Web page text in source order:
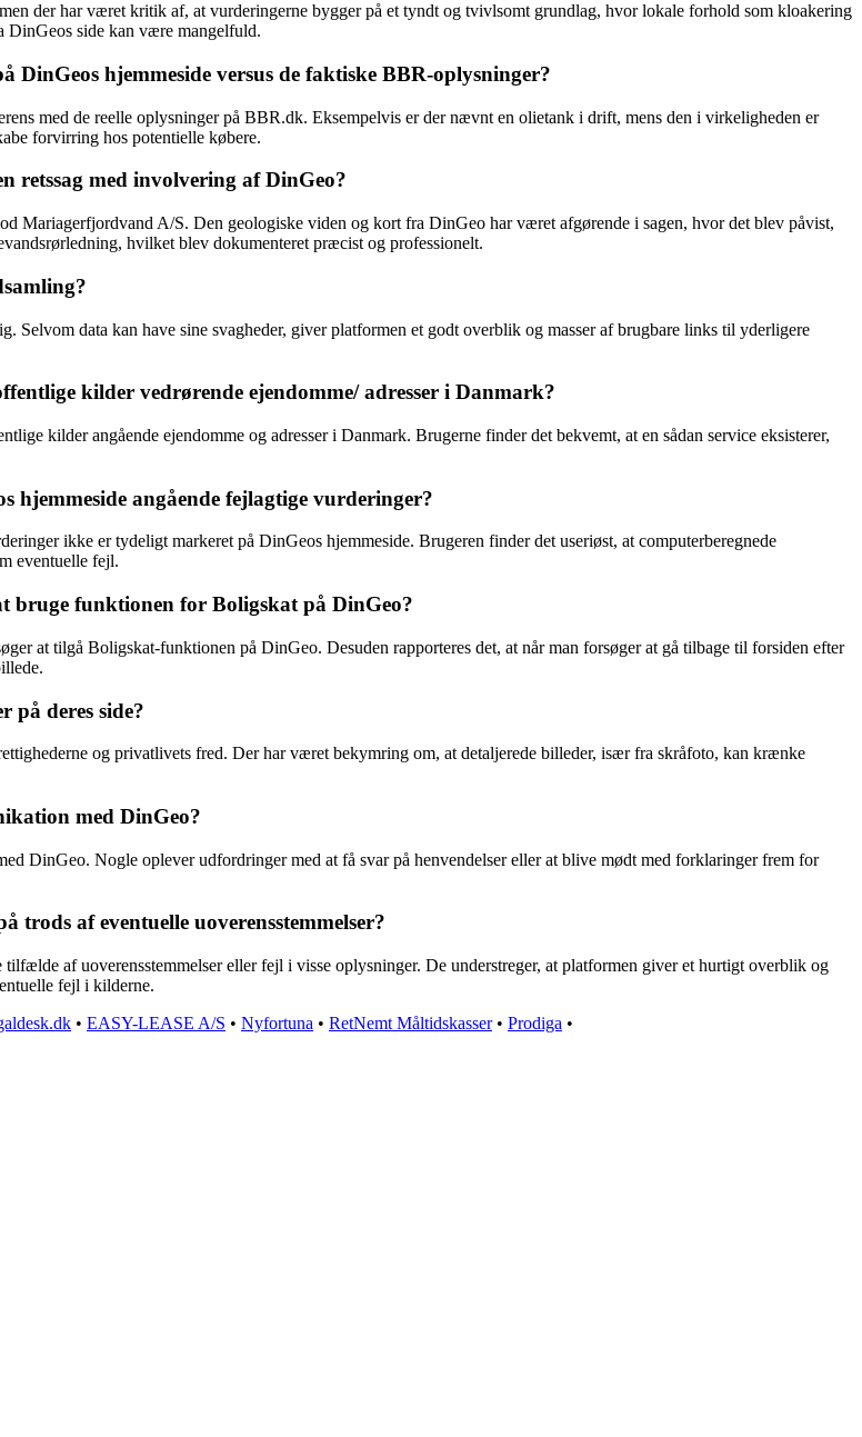
der har været kritik af, at vurderingerne bygger på et tyndt og tvivlsomt grundlag, hvor lokale forhold som kloakering
DinGeos side kan være mangelfuld.
hjemmeside versus de faktiske BBR-oplysninger?
med de reelle oplysninger på BBR.dk. Eksempelvis er der nævnt en olietank i drift, mens den i virkeligheden er
forvirring hos potentielle købere.
retssag med involvering af DinGeo?
Mariagerfjordvand A/S. Den geologiske viden og kort fra DinGeo har været afgørende i sagen, hvor det blev påvist,
hvilket blev dokumenteret præcist og professionelt.
data kan have sine svagheder, giver platformen et godt overblik og masser af brugbare links til yderligere
kilder vedrørende ejendomme/ adresser i Danmark?
kilder angående ejendomme og adresser i Danmark. Brugerne finder det bekvemt, at en sådan service eksisterer,
hjemmeside angående fejlagtige vurderinger?
ikke er tydeligt markeret på DinGeos hjemmeside. Brugeren finder det useriøst, at computerberegnede
eventuelle fejl.
funktionen for Boligskat på DinGeo?
at tilgå Boligskat-funktionen på DinGeo. Desuden rapporteres det, at når man forsøger at gå tilbage til forsiden efter
deres side?
og privatlivets fred. Der har været bekymring om, at detaljerede billeder, især fra skråfoto, kan krænke
med DinGeo?
DinGeo. Nogle oplever udfordringer med at få svar på henvendelser eller at blive mødt med forklaringer frem for
af eventuelle uoverensstemmelser?
af uoverensstemmelser eller fejl i visse oplysninger. De understreger, at platformen giver et hurtigt overblik og
fejl i kilderne.
• EASY-LEASE A/S • Nyfortuna • RetNemt Måltidskasser• Prodiga •